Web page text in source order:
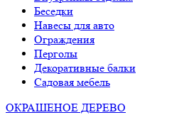
Беседки
Навесы для авто
Ограждения
Перголы
Декоративные балки
Садовая мебель
ОКРАШЕНОЕ ДЕРЕВО